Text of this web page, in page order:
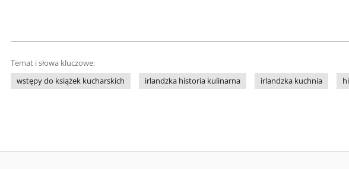
Temat i słowa kluczowe:
wstępy do książek kucharskich
irlandzka historia kulinarna irlandzka kuchnia